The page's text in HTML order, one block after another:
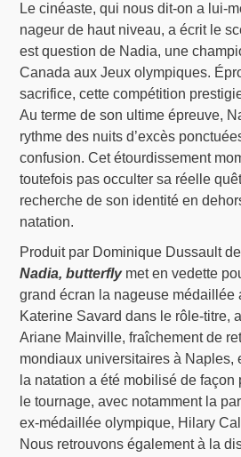
Le cinéaste, qui nous dit-on a lui-
nageur de haut niveau, a écrit le
est question de Nadia, une
Canada aux Jeux olympiques.
sacrifice, cette compétition
Au terme de son ultime épreuve,
rythme des nuits d’excès
confusion. Cet étourdissement
toutefois pas occulter sa réelle
recherche de son identité en
natation.
Produit par Dominique Dussault
Nadia, butterfly met en vedette
grand écran la nageuse médaillée
Katerine Savard dans le rôle-titre,
Ariane Mainville, fraîchement de
mondiaux universitaires à Naples,
la natation a été mobilisé de
le tournage, avec notamment la
ex-médaillée olympique, Hilary
Nous retrouvons également à la